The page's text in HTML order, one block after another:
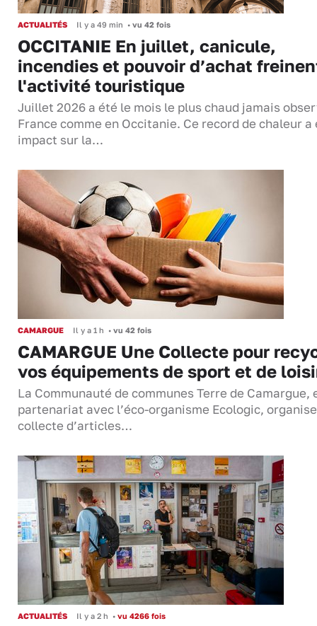
ACTUALITÉS Il y a 49 min • vu 42 fois
OCCITANIE En juillet, canicule,
incendies et pouvoir d’achat
l'activité touristique
Juillet 2026 a été le mois le plus chaud jamais
France comme en Occitanie. Ce record de chaleur a
impact sur la…
CAMARGUE Il y a 1 h • vu 42 fois
CAMARGUE Une Collecte pour
vos équipements de sport et de
La Communauté de communes Terre de Camargue,
partenariat avec l’éco-organisme Ecologic,
collecte d’articles…
ACTUALITÉS Il y a 2 h • vu 4266 fois